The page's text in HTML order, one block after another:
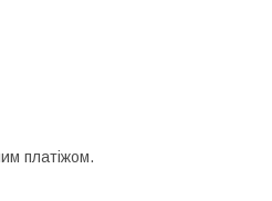
платіжом.